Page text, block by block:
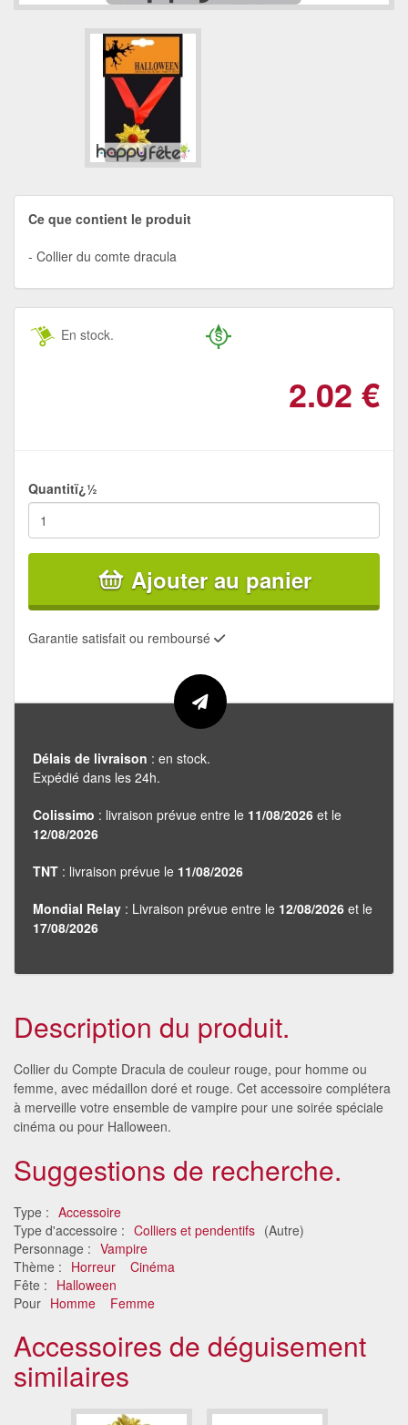
Ce que contient le produit
Collier du comte dracula
En stock.
2.02 €
Quantitï¿½
Ajouter au panier
Garantie satisfait ou remboursé
Délais de livraison : en stock.
Expédié dans les 24h.
Colissimo : livraison prévue entre le 11/08/2026 et le
12/08/2026
TNT : livraison prévue le 11/08/2026
Mondial Relay : Livraison prévue entre le 12/08/2026 et le
17/08/2026
Description du produit.
Collier du Compte Dracula de couleur rouge, pour homme ou
femme, avec médaillon doré et rouge. Cet accessoire complétera
à merveille votre ensemble de vampire pour une soirée spéciale
cinéma ou pour Halloween.
Suggestions de recherche.
Type : Accessoire
Type d'accessoire : Colliers et pendentifs (Autre)
Personnage : Vampire
Thème : Horreur
Cinéma
Fête : Halloween
Pour Homme Femme
Accessoires de déguisement
similaires